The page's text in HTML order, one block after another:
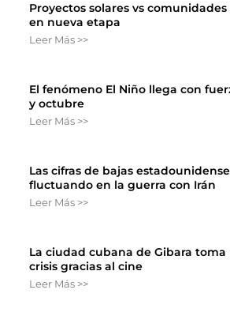
Proyectos solares vs
en nueva etapa
Leer Más >>
El fenómeno El Niño llega con
y octubre
Leer Más >>
Las cifras de bajas
fluctuando en la guerra con Irán
Leer Más >>
La ciudad cubana de Gibara
crisis gracias al cine
Leer Más >>